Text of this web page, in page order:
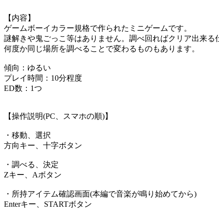
【内容】
ゲームボーイカラー規格で作られたミニゲームです。
謎解きや鬼ごっこ等はありません。調べ回ればクリア出来る
何度か同じ場所を調べることで変わるものもあります。
傾向：ゆるい
プレイ時間：10分程度
ED数：1つ
【操作説明(PC、スマホの順)】
・移動、選択
方向キー、十字ボタン
・調べる、決定
Zキー、Aボタン
・所持アイテム確認画面(本編で音楽が鳴り始めてから)
Enterキー、STARTボタン